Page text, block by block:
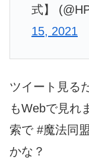
式】
15, 2021
ツイート見る
もWebで見れ
索で #魔法同
かな？